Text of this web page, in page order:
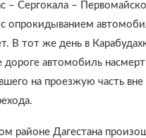
– Сергокала –
опрокидыванием
В тот же день в
дороге автомобиль
на проезжую часть вне
районе Дагестана